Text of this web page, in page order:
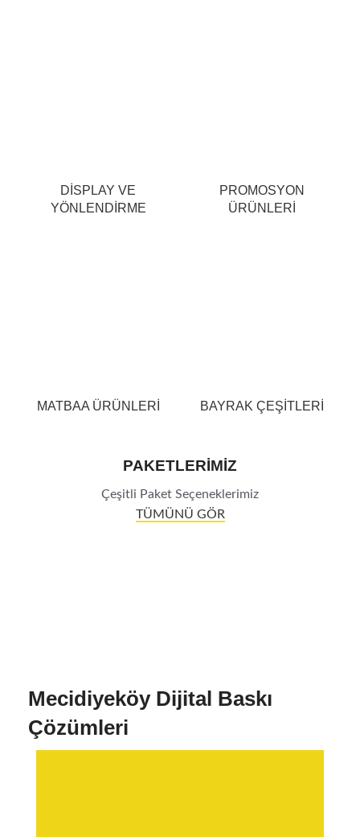
DİSPLAY VE
YÖNLENDİRME
PROMOSYON
ÜRÜNLERİ
MATBAA ÜRÜNLERİ BAYRAK ÇEŞİTLERİ
PAKETLERİMİZ
Çeşitli Paket Seçeneklerimiz
TÜMÜNÜ GÖR
Mecidiyeköy Dijital Baskı
Çözümleri